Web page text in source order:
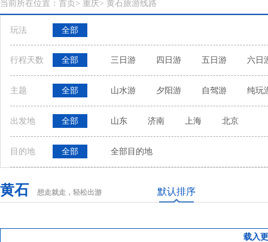
当前所在位置：首页 > 重庆> 黄石旅游线路
玩法 全部
行程天数 全部 三日游 四日游 五日游 六日
主题 全部 山水游 夕阳游 自驾游 纯玩
出发地 全部 山东 济南 上海 北京
目的地 全部 全部目的地
黄石 想走就走，轻松出游 默认排序
载入